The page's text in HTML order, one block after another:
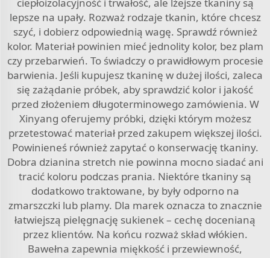
lepsze na upały. Rozważ rodzaje tkanin, które chcesz
szyć, i dobierz odpowiednią wagę. Sprawdź również
kolor. Materiał powinien mieć jednolity kolor, bez plam
czy przebarwień. To świadczy o prawidłowym procesie
barwienia. Jeśli kupujesz tkaninę w dużej ilości, zaleca
się zażądanie próbek, aby sprawdzić kolor i jakość
przed złożeniem długoterminowego zamówienia. W
Xinyang oferujemy próbki, dzięki którym możesz
przetestować materiał przed zakupem większej ilości.
Powinieneś również zapytać o konserwację tkaniny.
Dobra dzianina stretch nie powinna mocno siadać ani
tracić koloru podczas prania. Niektóre tkaniny są
dodatkowo traktowane, by były odporno na
zmarszczki lub plamy. Dla marek oznacza to znacznie
łatwiejszą pielęgnację sukienek – cechę docenianą
przez klientów. Na końcu rozważ skład włókien.
Bawełna zapewnia miękkość i przewiewność,